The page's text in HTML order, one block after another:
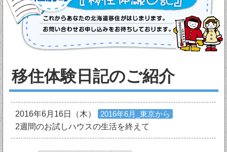
移住体験日記のご紹介
2016年6月16日（木）
2016年6月_東京から
2週間のお試しハウスの生活を終えて